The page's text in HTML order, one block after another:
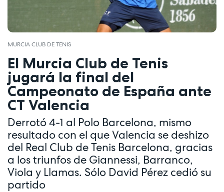
MURCIA CLUB DE TENIS
El Murcia Club de Tenis
jugará la final del
Campeonato de España ante
CT Valencia
Derrotó 4-1 al Polo Barcelona, mismo
resultado con el que Valencia se deshizo
del Real Club de Tenis Barcelona, gracias
a los triunfos de Giannessi, Barranco,
Viola y Llamas. Sólo David Pérez cedió su
partido